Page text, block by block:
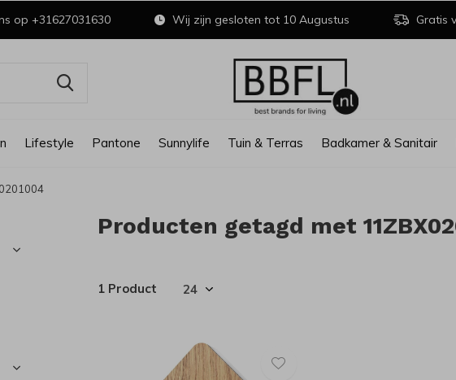
Lifestyle Pantone Sunnylife Tuin & Terras Badkamer & Sanitair
op +31627031630 Wij zijn gesloten tot 10 Augustus Gratis
Producten getagd met
1 Product